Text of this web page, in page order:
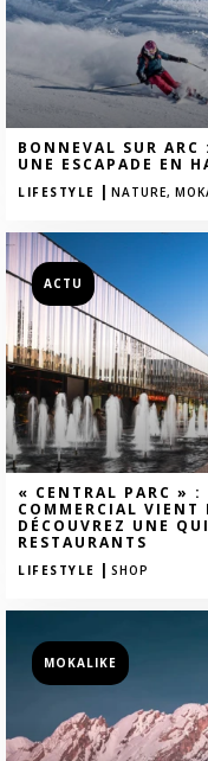
BONNEVAL SUR
UNE ESCAPADE EN
LIFESTYLE | NATURE,
« CENTRAL PARC » :
COMMERCIAL VIENT
DÉCOUVREZ UNE
RESTAURANTS
LIFESTYLE | SHOP
ACTU
MOKALIKE